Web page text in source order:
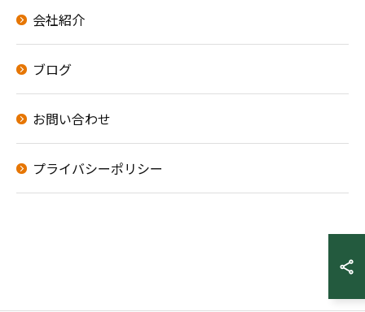
会社紹介
ブログ
お問い合わせ
プライバシーポリシー